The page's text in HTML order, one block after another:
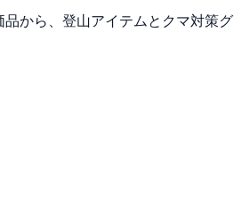
から、登山アイテムとクマ対策グ